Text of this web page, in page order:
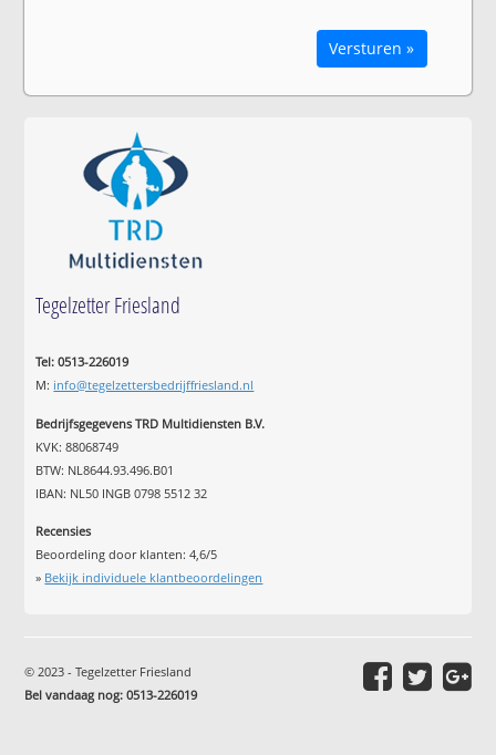
Versturen »
Tegelzetter Friesland
Tel: 0513-226019
M: info@tegelzettersbedrijffriesland.nl
Bedrijfsgegevens TRD Multidiensten B.V.
KVK: 88068749
BTW: NL8644.93.496.B01
IBAN: NL50 INGB 0798 5512 32
Recensies
Beoordeling door klanten:4,6/5
» Bekijk individuele klantbeoordelingen
© 2023 - Tegelzetter Friesland
Bel vandaag nog: 0513-226019